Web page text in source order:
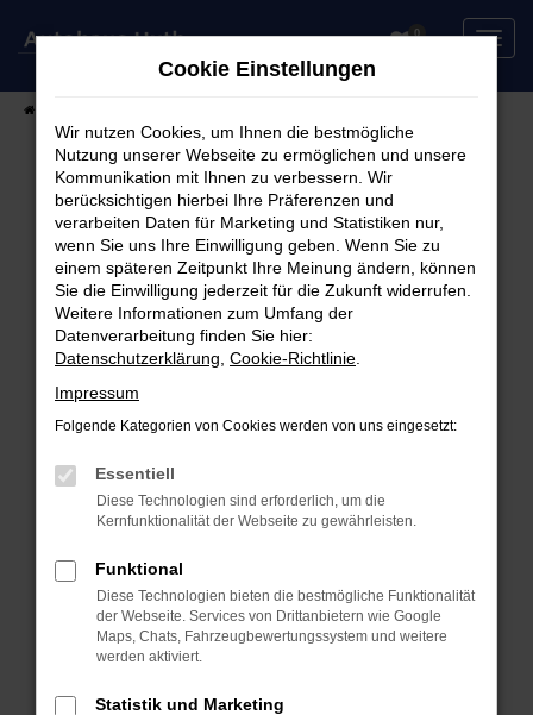
Zum
0
Fehler: Network Error
Beim Laden ist ein Fehler aufgetreten.
Hier sind ein paar Tipps, die dir helfen können:
Überprüfe deine Firewall und deine
Internetverbindung.
Laden andere Webseiten, zum Beispiel deine
Manche Erweiterungen, wie Werbeblocker,
können das Laden bestimmter Seiten
verhindern. Funktioniert die Seite in einem
Fenster?
Starte dein Gerät neu.
Das kann manchmal helfen, vorübergehende
Probleme zu beheben.
Stelle sicher, dass dein Browser und dein
Cookie Einstellungen
Wir nutzen Cookies, um Ihnen die bestmögliche
Nutzung unserer Webseite zu ermöglichen und unsere
Kommunikation mit Ihnen zu verbessern. Wir
berücksichtigen hierbei Ihre Präferenzen und
verarbeiten Daten für Marketing und Statistiken nur,
wenn Sie uns Ihre Einwilligung geben. Wenn Sie zu
einem späteren Zeitpunkt Ihre Meinung ändern, können
Sie die Einwilligung jederzeit für die Zukunft widerrufen.
Weitere Informationen zum Umfang der
Datenverarbeitung finden Sie hier:
Datenschutzerklärung Cookie-Richtlinie
Impressum
Folgende Kategorien von Cookies werden von uns eingesetzt:
Essentiell
Diese Technologien sind erforderlich, um die
Kernfunktionalität der Webseite zu gewährleisten.
Funktional
Diese Technologien bieten die bestmögliche Funktionalität
der Webseite. Services von Drittanbietern wie Google
Maps, Chats, Fahrzeugbewertungssystem und weitere
werden aktiviert.
Statistik und Marketing